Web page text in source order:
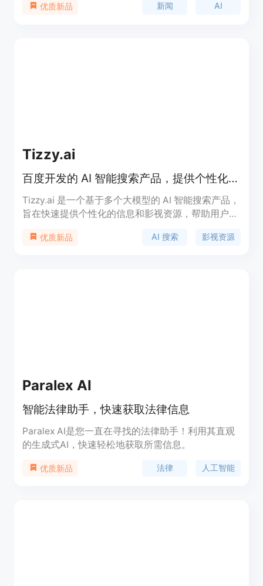
根据自己的兴趣定制新闻推送。
优质新品 新闻 AI
Tizzy.ai
百度开发的 AI 智能搜索产品，提供个性化回答。
Tizzy.ai 是一个基于多个大模型的 AI 智能搜索产品，
旨在快速提供个性化的信息和影视资源，帮助用户高
日常信息检索和娱乐资源查找。该应用是免费的，定
优质新品 AI 搜索 影视资源
Paralex AI
智能法律助手，快速获取法律信息
Paralex AI是您一直在寻找的法律助手！利用其直观
的生成式AI，快速轻松地获取所需信息。
优质新品 法律 人工智能